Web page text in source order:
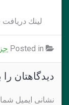
لينك
دیدگاهتان را
نشانی ایمیل